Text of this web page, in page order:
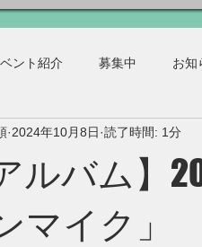
ント紹介 募集中 お知
ルバム】
マイク」
2024年10月8日 読了時間: 1分